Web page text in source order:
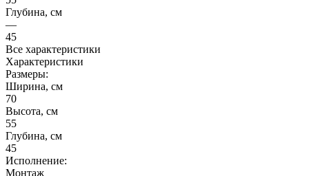
Глубина, см
—
45
Все характеристики
Характеристики
Размеры:
Ширина, см
70
Высота, см
55
Глубина, см
45
Исполнение:
Монтаж